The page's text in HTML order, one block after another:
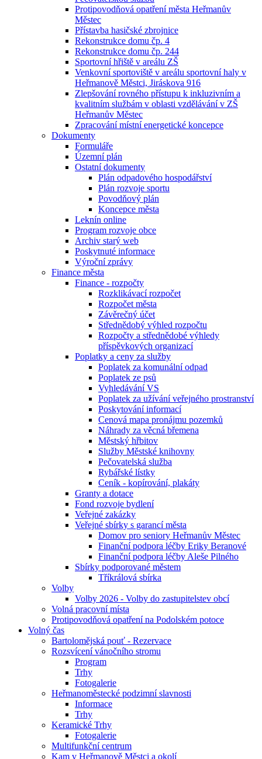
Protipovodňová opatření města Heřmanův
Městec
Přístavba hasičské zbrojnice
Rekonstrukce domu čp. 4
Rekonstrukce domu čp. 244
Sportovní hřiště v areálu ZŠ
Venkovní sportoviště v areálu sportovní haly v
Heřmanově Městci, Jiráskova 916
Zlepšování rovného přístupu k inkluzivním a
kvalitním službám v oblasti vzdělávání v ZŠ
Heřmanův Městec
Zpracování místní energetické koncepce
Dokumenty
Formuláře
Územní plán
Ostatní dokumenty
Plán odpadového hospodářství
Plán rozvoje sportu
Povodňový plán
Koncepce města
Leknín online
Program rozvoje obce
Archiv starý web
Poskytnuté informace
Výroční zprávy
Finance města
Finance - rozpočty
Rozklikávací rozpočet
Rozpočet města
Závěrečný účet
Střednědobý výhled rozpočtu
Rozpočty a střednědobé výhledy
příspěvkových organizací
Poplatky a ceny za služby
Poplatek za komunální odpad
Poplatek ze psů
Vyhledávání VS
Poplatek za užívání veřejného prostranství
Poskytování informací
Cenová mapa pronájmu pozemků
Náhrady za věcná břemena
Městský hřbitov
Služby Městské knihovny
Pečovatelská služba
Rybářské lístky
Ceník - kopírování, plakáty
Granty a dotace
Fond rozvoje bydlení
Veřejné zakázky
Veřejné sbírky s garancí města
Domov pro seniory Heřmanův Městec
Finanční podpora léčby Eriky Beranové
Finanční podpora léčby Aleše Pilného
Sbírky podporované městem
Tříkrálová sbírka
Volby
Volby 2026 - Volby do zastupitelstev obcí
Volná pracovní místa
Protipovodňová opatření na Podolském potoce
Volný čas
Bartolomějská pouť - Rezervace
Rozsvícení vánočního stromu
Program
Trhy
Fotogalerie
Heřmanoměstecké podzimní slavnosti
Informace
Trhy
Keramické Trhy
Fotogalerie
Multifunkční centrum
Kam v Heřmanově Městci a okolí